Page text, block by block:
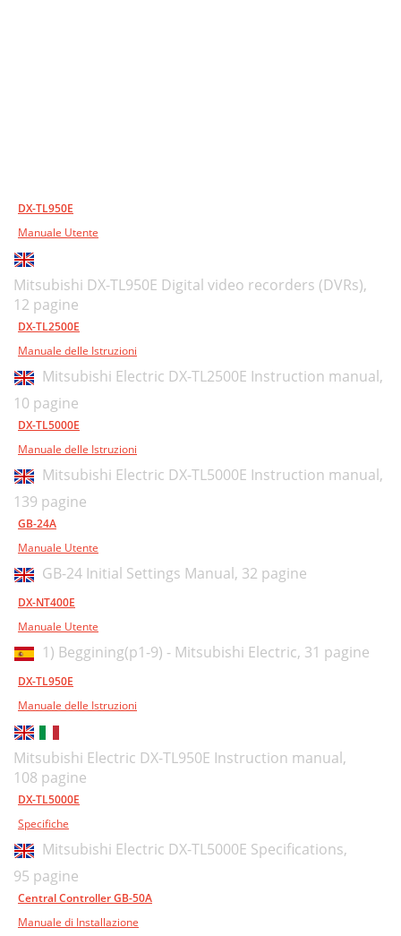
DX-TL950E
Manuale Utente
Mitsubishi DX-TL950E Digital video recorders (DVRs),
12 pagine
DX-TL2500E
Manuale delle Istruzioni
Mitsubishi Electric DX-TL2500E Instruction manual,
10 pagine
DX-TL5000E
Manuale delle Istruzioni
Mitsubishi Electric DX-TL5000E Instruction manual,
139 pagine
GB-24A
Manuale Utente
GB-24 Initial Settings Manual, 32 pagine
DX-NT400E
Manuale Utente
1) Beggining(p1-9) - Mitsubishi Electric, 31 pagine
DX-TL950E
Manuale delle Istruzioni
Mitsubishi Electric DX-TL950E Instruction manual,
108 pagine
DX-TL5000E
Specifiche
Mitsubishi Electric DX-TL5000E Specifications,
95 pagine
Central Controller GB-50A
Manuale di Installazione